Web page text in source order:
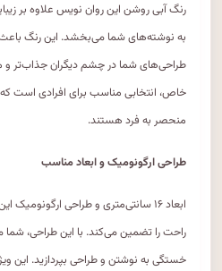
رنگ آبی روشن این روان نویس علاوه بر
به نوشته‌های شما می‌بخشد. این رنگ
طراحی‌های شما در چشم دیگران جذاب‌تر و
خاص، انتخابی مناسب برای افرادی است که
منحصر به فرد هستند.
طراحی ارگونومیک و ابعاد مناسب
ابعاد ۱۶ سانتی‌متری و طراحی
راحت را تضمین می‌کند. با این طراحی،
خستگی به نوشتن و طراحی بپردازید. این